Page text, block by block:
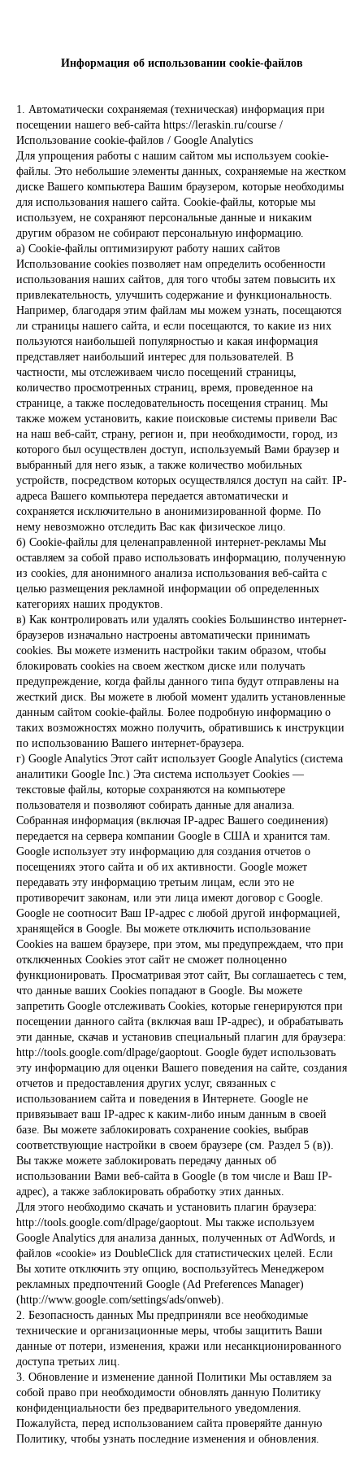
Информация об использовании cookie-файлов
1. Автоматически сохраняемая (техническая) информация при
посещении нашего веб-сайта https://leraskin.ru/course /
Использование cookie-файлов / Google Analytics
Для упрощения работы с нашим сайтом мы используем cookie-
файлы. Это небольшие элементы данных, сохраняемые на жестком
диске Вашего компьютера Вашим браузером, которые необходимы
для использования нашего сайта. Cookie-файлы, которые мы
используем, не сохраняют персональные данные и никаким
другим образом не собирают персональную информацию.
а) Cookie-файлы оптимизируют работу наших сайтов
Использование cookies позволяет нам определить особенности
использования наших сайтов, для того чтобы затем повысить их
привлекательность, улучшить содержание и функциональность.
Например, благодаря этим файлам мы можем узнать, посещаются
ли страницы нашего сайта, и если посещаются, то какие из них
пользуются наибольшей популярностью и какая информация
представляет наибольший интерес для пользователей. В
частности, мы отслеживаем число посещений страницы,
количество просмотренных страниц, время, проведенное на
странице, а также последовательность посещения страниц. Мы
также можем установить, какие поисковые системы привели Вас
на наш веб-сайт, страну, регион и, при необходимости, город, из
которого был осуществлен доступ, используемый Вами браузер и
выбранный для него язык, а также количество мобильных
устройств, посредством которых осуществлялся доступ на сайт. IP-
адреса Вашего компьютера передается автоматически и
сохраняется исключительно в анонимизированной форме. По
нему невозможно отследить Вас как физическое лицо.
б) Cookie-файлы для целенаправленной интернет-рекламы Мы
оставляем за собой право использовать информацию, полученную
из cookies, для анонимного анализа использования веб-сайта с
целью размещения рекламной информации об определенных
категориях наших продуктов.
в) Как контролировать или удалять cookies Большинство интернет-
браузеров изначально настроены автоматически принимать
cookies. Вы можете изменить настройки таким образом, чтобы
блокировать cookies на своем жестком диске или получать
предупреждение, когда файлы данного типа будут отправлены на
жесткий диск. Вы можете в любой момент удалить установленные
данным сайтом cookie-файлы. Более подробную информацию о
таких возможностях можно получить, обратившись к инструкции
по использованию Вашего интернет-браузера.
г) Google Analytics Этот сайт использует Google Analytics (система
аналитики Google Inc.) Эта система использует Cookies —
текстовые файлы, которые сохраняются на компьютере
пользователя и позволяют собирать данные для анализа.
Собранная информация (включая IP-адрес Вашего соединения)
передается на сервера компании Google в США и хранится там.
Google использует эту информацию для создания отчетов о
посещениях этого сайта и об их активности. Google может
передавать эту информацию третьим лицам, если это не
противоречит законам, или эти лица имеют договор с Google.
Google не соотносит Ваш IP-адрес с любой другой информацией,
хранящейся в Google. Вы можете отключить использование
Cookies на вашем браузере, при этом, мы предупреждаем, что при
отключенных Cookies этот сайт не сможет полноценно
функционировать. Просматривая этот сайт, Вы соглашаетесь с тем,
что данные ваших Cookies попадают в Google. Вы можете
запретить Google отслеживать Cookies, которые генерируются при
посещении данного сайта (включая ваш IP-адрес), и обрабатывать
эти данные, скачав и установив специальный плагин для браузера:
http://tools.google.com/dlpage/gaoptout. Google будет использовать
эту информацию для оценки Вашего поведения на сайте, создания
отчетов и предоставления других услуг, связанных с
использованием сайта и поведения в Интернете. Google не
привязывает ваш IP-адрес к каким-либо иным данным в своей
базе. Вы можете заблокировать сохранение cookies, выбрав
соответствующие настройки в своем браузере (см. Раздел 5 (в)).
Вы также можете заблокировать передачу данных об
использовании Вами веб-сайта в Google (в том числе и Ваш IP-
адрес), а также заблокировать обработку этих данных.
Для этого необходимо скачать и установить плагин браузера:
http://tools.google.com/dlpage/gaoptout. Мы также используем
Google Analytics для анализа данных, полученных от AdWords, и
файлов «cookie» из DoubleClick для статистических целей. Если
Вы хотите отключить эту опцию, воспользуйтесь Менеджером
рекламных предпочтений Google (Ad Preferences Manager)
(http://www.google.com/settings/ads/onweb).
2. Безопасность данных Мы предприняли все необходимые
технические и организационные меры, чтобы защитить Ваши
данные от потери, изменения, кражи или несанкционированного
доступа третьих лиц.
3. Обновление и изменение данной Политики Мы оставляем за
собой право при необходимости обновлять данную Политику
конфиденциальности без предварительного уведомления.
Пожалуйста, перед использованием сайта проверяйте данную
Политику, чтобы узнать последние изменения и обновления.